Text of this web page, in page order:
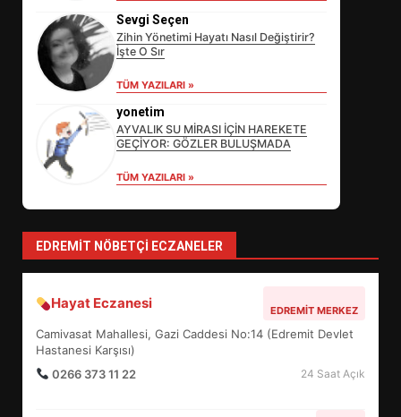
Sevgi Seçen
Zihin Yönetimi Hayatı Nasıl Değiştirir?
İşte O Sır
TÜM YAZILARI »
yonetim
AYVALIK SU MİRASI İÇİN HAREKETE
GEÇİYOR: GÖZLER BULUŞMADA
TÜM YAZILARI »
EDREMIT NÖBETÇI ECZANELER
Hayat Eczanesi EDREMIT MERKEZ
Camivasat Mahallesi, Gazi Caddesi No:14 (Edremit Devlet
Hastanesi Karşısı)
0266 373 11 22
24 Saat Açık
SÜRDÜRÜLEBİLİRLİKTE NE
DEĞİŞECEK?
4
5
BALIKESİR MÜZELERİNDE SÜRE
UZATILDI: NE DEĞİŞTİ?